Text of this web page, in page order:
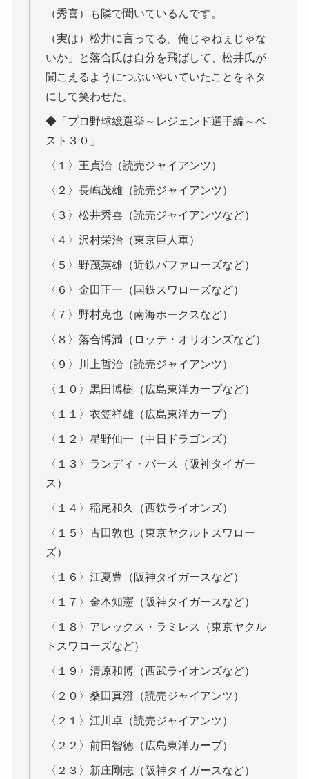
（秀喜）も隣で聞いているんです。
（実は）松井に言ってる。俺じゃねぇじゃな
いか」と落合氏は自分を飛ばして、松井氏が
聞こえるようにつぶいやいていたことをネタ
にして笑わせた。
◆「プロ野球総選挙～レジェンド選手編～ベ
スト３０」
〈１〉王貞治（読売ジャイアンツ）
〈２〉長嶋茂雄（読売ジャイアンツ）
〈３〉松井秀喜（読売ジャイアンツなど）
〈４〉沢村栄治（東京巨人軍）
〈５〉野茂英雄（近鉄バファローズなど）
〈６〉金田正一（国鉄スワローズなど）
〈７〉野村克也（南海ホークスなど）
〈８〉落合博満（ロッテ・オリオンズなど）
〈９〉川上哲治（読売ジャイアンツ）
〈１０〉黒田博樹（広島東洋カープなど）
〈１１〉衣笠祥雄（広島東洋カープ）
〈１２〉星野仙一（中日ドラゴンズ）
〈１３〉ランディ・バース（阪神タイガー
ス）
〈１４〉稲尾和久（西鉄ライオンズ）
〈１５〉古田敦也（東京ヤクルトスワロー
ズ）
〈１６〉江夏豊（阪神タイガースなど）
〈１７〉金本知憲（阪神タイガースなど）
〈１８〉アレックス・ラミレス（東京ヤクル
トスワローズなど）
〈１９〉清原和博（西武ライオンズなど）
〈２０〉桑田真澄（読売ジャイアンツ）
〈２１〉江川卓（読売ジャイアンツ）
〈２２〉前田智徳（広島東洋カープ）
〈２３〉新庄剛志（阪神タイガースなど）